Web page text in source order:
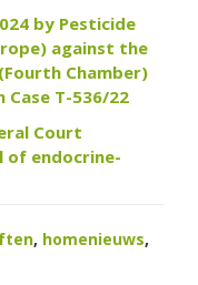
by Pesticide
against the
Chamber)
Case T-536/22
Court
of endocrine-
, homenieuws,